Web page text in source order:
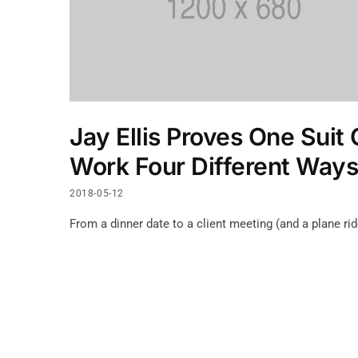
Jay Ellis Proves One Suit
Work Four Different Ways
2018-05-12
From a dinner date to a client meeting (and a plane